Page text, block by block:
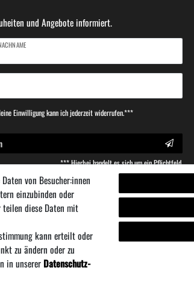
und Angebote informiert.
Einwilligung kann ich jederzeit widerrufen.***
*** Hierbei handelt es sich um ein Pflichtfeld.
· Daten­schutz­erklärung
von Besucher:innen
einzubinden oder
teilen diese Daten mit
kann erteilt oder
zu ändern oder zu
in unserer Daten­schutz­